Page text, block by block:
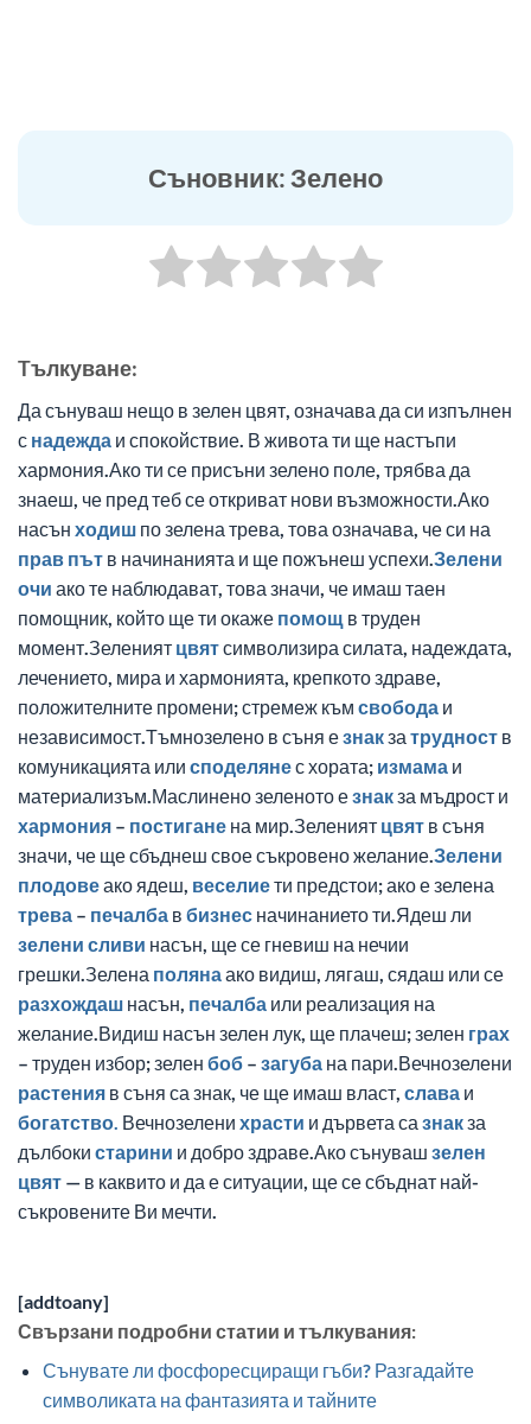
Съновник: Зелено
Tълкуване:
Да сънуваш нещо в зелен цвят, означава да си изпълнен
с надежда и спокойствие. В живота ти ще настъпи
хармония.Ако ти се присъни зелено поле, трябва да
знаеш, че пред теб се откриват нови възможности.Ако
насън ходиш по зелена трева, това означава, че си на
прав път в начинанията и ще пожънеш успехи.Зелени
очи ако те наблюдават, това значи, че имаш таен
помощник, който ще ти окаже помощ в труден
момент.Зеленият цвятсимволизира силата, надеждата,
лечението, мира и хармонията, крепкото здраве,
положителните промени; стремеж към свобода и
независимост.Тъмнозелено в съня езнакза трудност в
комуникацията или споделянес хората; измама и
материализъм.Маслинено зеленото езнакза мъдрост и
хармония – постигане на мир.Зеленият цвят в съня
значи, че ще сбъднеш свое съкровено желание.Зелени
плодовеако ядеш, веселиети предстои; ако е зелена
трева – печалба в бизнес начинанието ти.Ядеш ли
зелени сливи насън, ще се гневиш на нечии
грешки.Зелена полянаако видиш, лягаш, сядаш или се
разхождаш насън, печалба или реализация на
желание.Видиш насън зелен лук, ще плачеш; зелен грах
– труден избор; зелен боб – загуба на пари.Вечнозелени
растения в съня са знак, че ще имаш власт, слава и
богатство. Вечнозелени храсти и дървета са знакза
дълбоки старини и добро здраве.Ако сънуваш зелен
цвят — в каквито и да е ситуации, ще се сбъднат най-
съкровените Ви мечти.
[addtoany]
Свързани подробни статии и тълкувания:
Сънувате ли фосфоресциращи гъби? Разгадайте
символиката на фантазията и тайните